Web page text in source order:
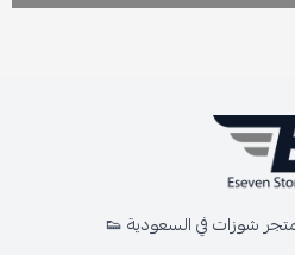
شوزات في السعودية 👟